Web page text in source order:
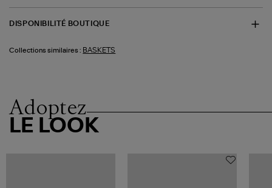
DISPONIBILITÉ BOUTIQUE
Collections similaires : BASKETS
Adoptez
LE LOOK